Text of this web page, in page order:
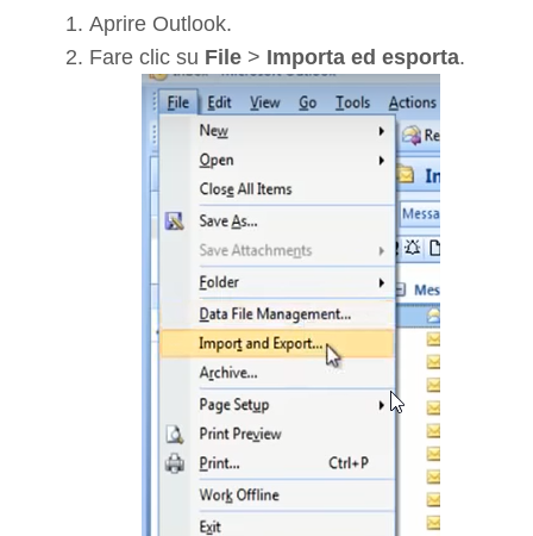
Aprire Outlook.
Fare clic su File > Importa ed esporta.